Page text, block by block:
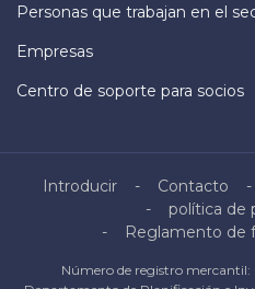
Personas que trabajan en el
Empresas
Centro de soporte para socios
Introducir Contacto
política de
Reglamento de
Número de registro mercantil: